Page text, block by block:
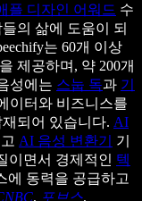
플 디자인 어워드 수
의 삶에 도움이 되
는 60개 이상
제공하며, 약 200개
성에는 스눕 독과 기
이터와 비즈니스를
되어 있습니다. AI
AI 음성 변환기
기
이면서 경제적인 텍
에 동력을 공급하고
, 포브스,